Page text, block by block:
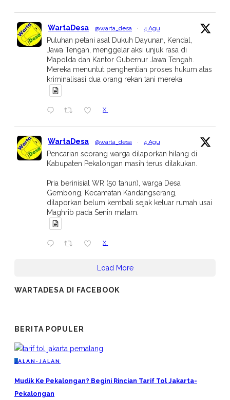
WartaDesa @warta_desa · 4 Agu
Puluhan petani asal Dukuh Dayunan, Kendal,
Jawa Tengah, menggelar aksi unjuk rasa di
Mapolda dan Kantor Gubernur Jawa Tengah.
Mereka menuntut penghentian proses hukum atas
kriminalisasi dua orang rekan tani mereka
X
WartaDesa @warta_desa · 4 Agu
Pencarian seorang warga dilaporkan hilang di
Kabupaten Pekalongan masih terus dilakukan.
Pria berinisial WR (50 tahun), warga Desa
Gembong, Kecamatan Kandangserang,
dilaporkan belum kembali sejak keluar rumah usai
Maghrib pada Senin malam.
X
Load More
WARTADESA DI FACEBOOK
BERITA POPULER
J ALAN-JALAN
Mudik Ke Pekalongan? Begini Rincian Tarif Tol Jakarta-
Pekalongan